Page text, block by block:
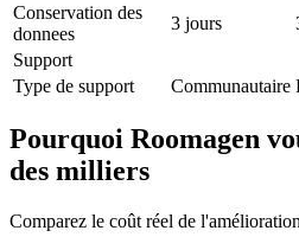
Conservation des
donnees
3 jours
Support
Type de support
Communautaire
Pourquoi Roomagen
des milliers
Comparez le coût réel de